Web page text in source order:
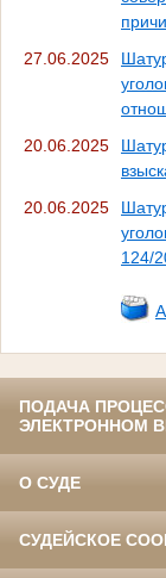
27.06.2025
20.06.2025
20.06.2025
124/
ПОДАЧА
ЭЛЕКТРОННОМ
О СУДЕ
СУДЕЙСКОЕ